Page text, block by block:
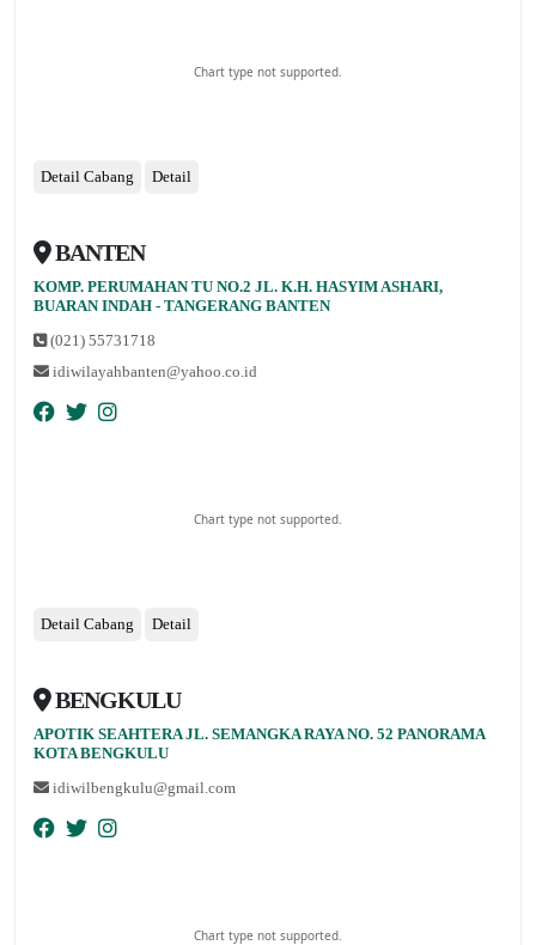
Chart type not supported.
Detail Cabang Detail
BANTEN
KOMP. PERUMAHAN TU NO.2 JL. K.H. HASYIM ASHARI,
BUARAN INDAH - TANGERANG BANTEN
(021) 55731718
idiwilayahbanten@yahoo.co.id
Chart type not supported.
Detail Cabang Detail
BENGKULU
APOTIK SEAHTERA JL. SEMANGKA RAYA NO. 52 PANORAMA
KOTA BENGKULU
idiwilbengkulu@gmail.com
Chart type not supported.